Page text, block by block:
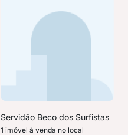
Servidão Beco dos Surfistas
1 imóvel à venda no local